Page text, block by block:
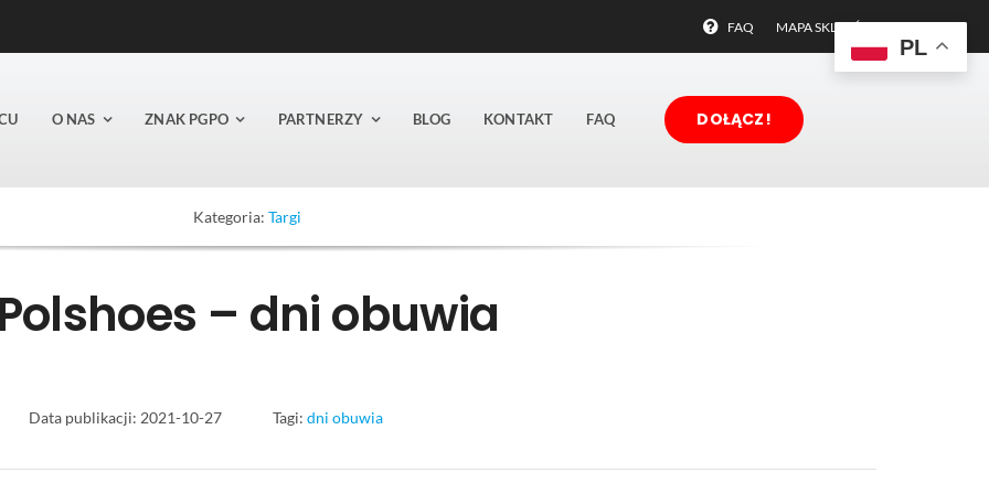
FAQ MAPA SKLEPÓW
O NAS ZNAK PGPO PARTNERZY BLOG KONTAKT FAQ DOŁĄCZ!
Kategoria: Targi
Polshoes – dni obuwia
Data publikacji: 2021-10-27 Tagi: dni obuwia
PL